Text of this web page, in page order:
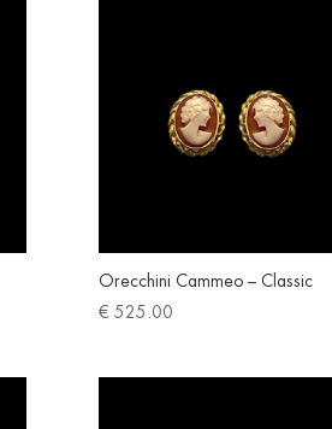
Orecchini Cammeo – Classic
€ 525.00